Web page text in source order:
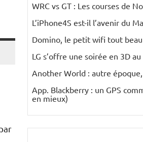
WRC vs GT : Les courses de
L’iPhone4S est-il l’avenir du
Domino, le petit wifi tout
LG s’offre une soirée en 3D
Another World : autre
App. Blackberry : un GPS
en mieux)